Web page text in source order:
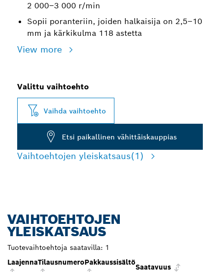
2 000–3 000 r/min
Sopii poranteriin, joiden halkaisija on 2,5–10
mm ja kärkikulma 118 astetta
View more
Valittu vaihtoehto
Vaihda vaihtoehto
Etsi paikallinen vähittäiskauppias
Vaihtoehtojen yleiskatsaus(1)
VAIHTOEHTOJEN
YLEISKATSAUS
Tuotevaihtoehtoja saatavilla: 1
LaajennaTilausnumeroPakkaussisältö
Saatavuus